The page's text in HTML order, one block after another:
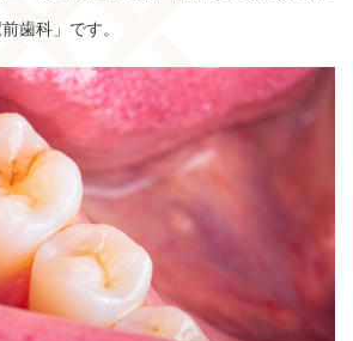
歯科」です。